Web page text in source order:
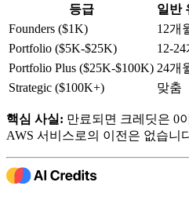
등급 일반
Founders ($1K)
12개
Portfolio ($5K-$25K)
12-
Portfolio Plus ($25K-$100K) 24개
Strategic ($100K+)
맞춤
핵심 사실: 만료되면 크레딧은 0
AWS 서비스로의 이전은 없습니